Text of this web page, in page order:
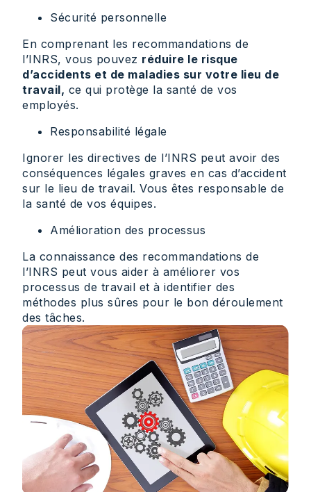
Sécurité personnelle
En comprenant les recommandations de
l’INRS, vous pouvez réduire le risque
d’accidents et de maladies sur votre lieu de
travail, ce qui protège la santé de vos
employés.
Responsabilité légale
Ignorer les directives de l’INRS peut avoir des
conséquences légales graves en cas d’accident
sur le lieu de travail. Vous êtes responsable de
la santé de vos équipes.
Amélioration des processus
La connaissance des recommandations de
l’INRS peut vous aider à améliorer vos
processus de travail et à identifier des
méthodes plus sûres pour le bon déroulement
des tâches.